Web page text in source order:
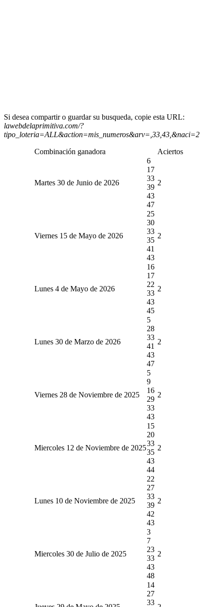
Si desea compartir o guardar su busqueda, copie esta URL:
lawebdelaprimitiva.com/?
tipo_loteria=ALL&action=mis_numeros&arv=,33,43,&naci=2
Combinación ganadora Aciertos
Martes 30 de Junio de 2026
6
17
33
39
43
47
2
Viernes 15 de Mayo de 2026
25
30
33
35
41
43
2
Lunes 4 de Mayo de 2026
16
17
22
33
43
45
2
Lunes 30 de Marzo de 2026
5
28
33
41
43
47
2
Viernes 28 de Noviembre de 2025
5
9
16
29
33
43
2
Miercoles 12 de Noviembre de 2025
15
20
33
35
43
44
2
Lunes 10 de Noviembre de 2025
22
27
33
39
42
43
2
Miercoles 30 de Julio de 2025
3
7
23
33
43
48
2
14
27
33